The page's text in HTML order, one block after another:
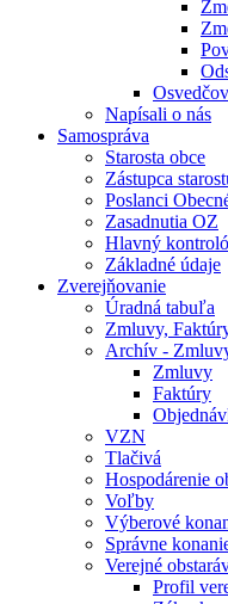
Napísali o nás
Samospráva
Starosta obce
Zástupca
Poslanci
Zasadnutia OZ
Hlavný
Základné údaje
Zverejňovanie
Úradná tabuľa
Zmluvy,
Archív -
Zmluvy
Faktúry
VZN
Tlačivá
Hospodárenie
Voľby
Výberové
Správne
Verejné
Profil